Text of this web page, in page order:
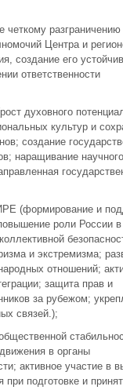
разграничению
Центра и
создание его
ответственности
духовного
культур и
создание
наращивание
и
роли России
и экстремизма;
отношений;
защита прав и
за рубежом;
связей.);
в органы
активное участие в
подготовке и